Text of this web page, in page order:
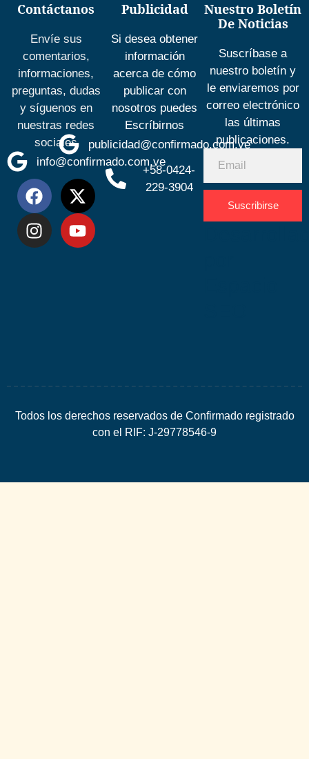
Contáctanos
Envíe sus
comentarios,
informaciones,
preguntas, dudas
y síguenos en
nuestras redes
sociales
info@confirmado.com.ve
Publicidad
Si desea obtener
información
acerca de cómo
publicar con
nosotros puedes
Escríbirnos
publicidad@confirmado.com.ve
+58-0424-
229-3904
Nuestro Boletín
De Noticias
Suscríbase a
nuestro boletín y
le enviaremos por
correo electrónico
las últimas
publicaciones.
Suscribirse
Todos los derechos reservados de Confirmado registrado
con el RIF: J-29778546-9